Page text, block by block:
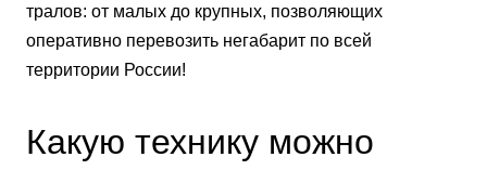
тралов: от малых до крупных, позволяющих
оперативно перевозить негабарит по всей
территории России!
Какую технику можно